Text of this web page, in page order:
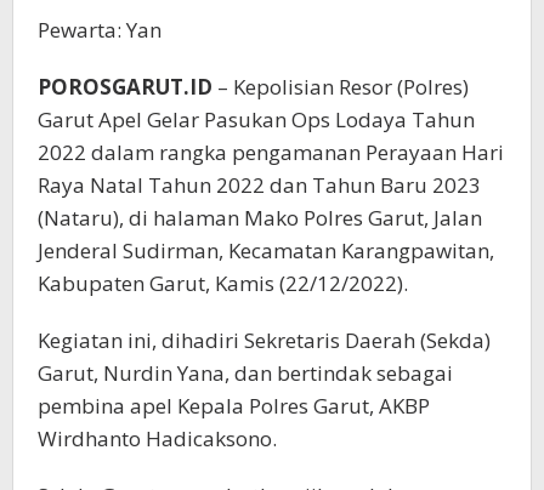
Pewarta: Yan
POROSGARUT.ID – Kepolisian Resor (Polres)
Garut Apel Gelar Pasukan Ops Lodaya Tahun
2022 dalam rangka pengamanan Perayaan Hari
Raya Natal Tahun 2022 dan Tahun Baru 2023
(Nataru), di halaman Mako Polres Garut, Jalan
Jenderal Sudirman, Kecamatan Karangpawitan,
Kabupaten Garut, Kamis (22/12/2022).
Kegiatan ini, dihadiri Sekretaris Daerah (Sekda)
Garut, Nurdin Yana, dan bertindak sebagai
pembina apel Kepala Polres Garut, AKBP
Wirdhanto Hadicaksono.